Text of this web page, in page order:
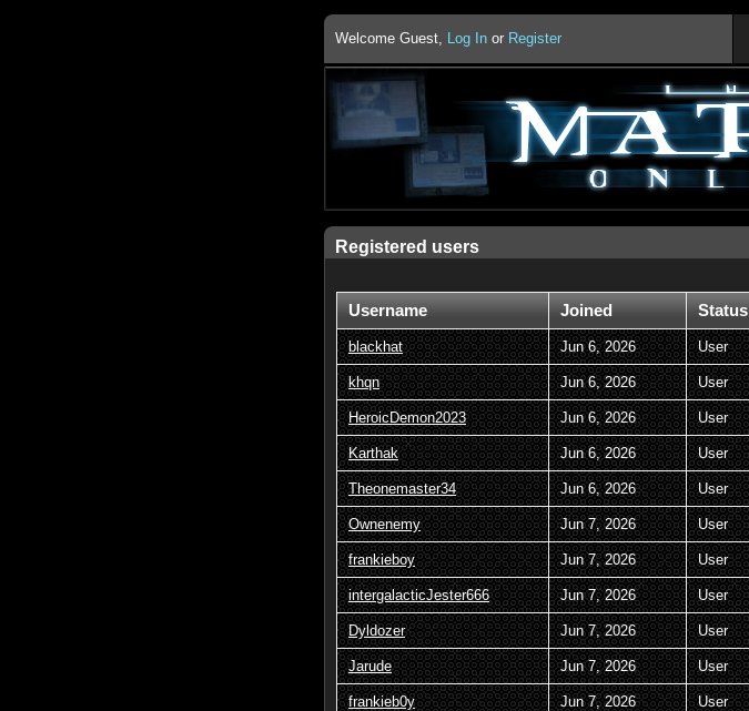
Welcome Guest, Log In or Register
Registered users
Username Joined Status
blackhat Jun 6, 2026 User
khqn Jun 6, 2026 User
HeroicDemon2023 Jun 6, 2026 User
Karthak Jun 6, 2026 User
Theonemaster34 Jun 6, 2026 User
Ownenemy Jun 7, 2026 User
frankieboy Jun 7, 2026 User
intergalacticJester666 Jun 7, 2026 User
Dyldozer Jun 7, 2026 User
Jarude Jun 7, 2026 User
frankieb0y Jun 7, 2026 User